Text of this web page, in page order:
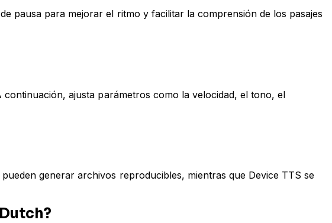
pausa para mejorar el ritmo y facilitar la comprensión de los pasajes
ajusta parámetros como la velocidad, el tono, el
generar archivos reproducibles, mientras que Device TTS se